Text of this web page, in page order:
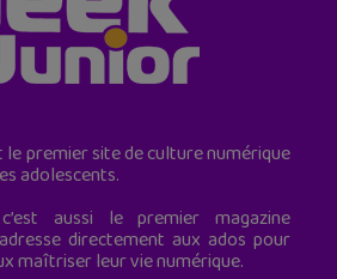
le premier site de culture numérique
adolescents.
aussi le premier magazine
directement aux ados pour
maîtriser leur vie numérique.